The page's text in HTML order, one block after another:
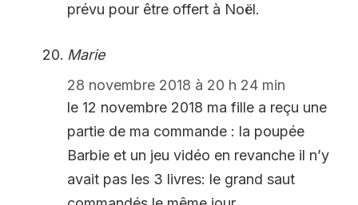
prévu pour être offert à Noël.
Marie
28 novembre 2018 à 20 h 24 min
le 12 novembre 2018 ma fille a reçu une
partie de ma commande : la poupée
Barbie et un jeu vidéo en revanche il n’y
avait pas les 3 livres: le grand saut